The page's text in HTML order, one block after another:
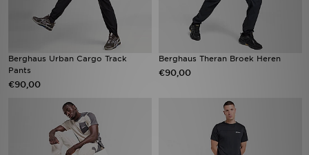
Berghaus Urban Cargo Track
Pants
€90,00
Berghaus Theran Broek Heren
€90,00